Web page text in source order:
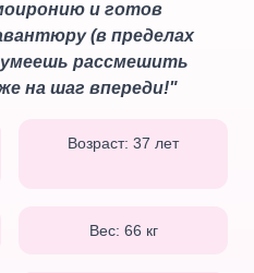
и готов
(в пределах
рассмешить
на шаг впереди!"
Возраст: 37 лет
Вес: 66 кг